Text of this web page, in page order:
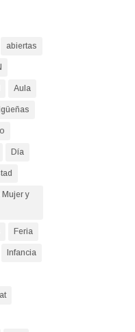
abiertas
Aula
Día
Mujer y
Feria
Infancia